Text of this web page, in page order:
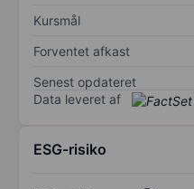
Kursmål
Forventet afkast
Senest opdateret
Data leveret af
ESG-risiko